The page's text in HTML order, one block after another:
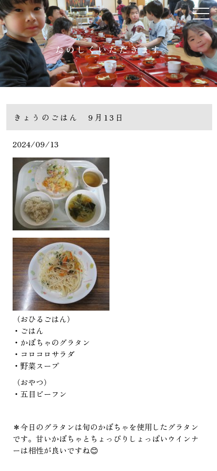
たのしくいただきます
きょうのごはん 9月13日
2024/09/13
（おひるごはん）
・ごはん
・かぼちゃのグラタン
・コロコロサラダ
・野菜スープ
（おやつ）
・五目ビーフン
＊今日のグラタンは旬のかぼちゃを使用したグラタン
です。甘いかぼちゃとちょっぴりしょっぱいウインナ
ーは相性が良いですね😊